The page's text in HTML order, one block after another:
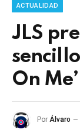
ACTUALIDAD
JLS
On Me’
Por Álvaro